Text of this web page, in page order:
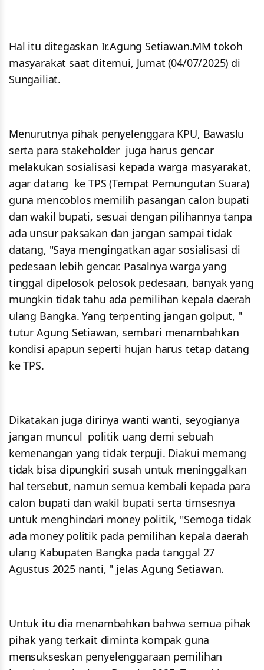
Hal itu ditegaskan Ir.Agung Setiawan.MM tokoh
masyarakat saat ditemui, Jumat (04/07/2025) di
Sungailiat.
Menurutnya pihak penyelenggara KPU, Bawaslu
serta para stakeholder juga harus gencar
melakukan sosialisasi kepada warga masyarakat,
agar datang ke TPS (Tempat Pemungutan Suara)
guna mencoblos memilih pasangan calon bupati
dan wakil bupati, sesuai dengan pilihannya tanpa
ada unsur paksakan dan jangan sampai tidak
datang, "Saya mengingatkan agar sosialisasi di
pedesaan lebih gencar. Pasalnya warga yang
tinggal dipelosok pelosok pedesaan, banyak yang
mungkin tidak tahu ada pemilihan kepala daerah
ulang Bangka. Yang terpenting jangan golput, "
tutur Agung Setiawan, sembari menambahkan
kondisi apapun seperti hujan harus tetap datang
ke TPS.
Dikatakan juga dirinya wanti wanti, seyogianya
jangan muncul politik uang demi sebuah
kemenangan yang tidak terpuji. Diakui memang
tidak bisa dipungkiri susah untuk meninggalkan
hal tersebut, namun semua kembali kepada para
calon bupati dan wakil bupati serta timsesnya
untuk menghindari money politik, "Semoga tidak
ada money politik pada pemilihan kepala daerah
ulang Kabupaten Bangka pada tanggal 27
Agustus 2025 nanti, " jelas Agung Setiawan.
Untuk itu dia menambahkan bahwa semua pihak
pihak yang terkait diminta kompak guna
mensukseskan penyelenggaraan pemilihan